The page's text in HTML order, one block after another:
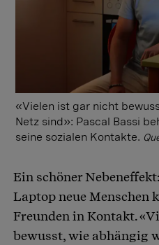
«Vielen ist gar nicht
Netz sind»: Pascal Bassi
seine sozialen Kontakte.
Ein schöner
Laptop neue Menschen
Freunden in Kontakt.
bewusst, wie abhängig